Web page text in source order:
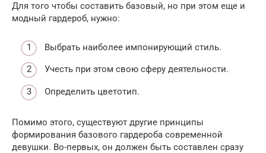
Для того чтобы составить базовый, но при этом еще и
модный гардероб, нужно:
Выбрать наиболее импонирующий стиль.
Учесть при этом свою сферу деятельности.
Определить цветотип.
Помимо этого, существуют другие принципы
формирования базового гардероба современной
девушки. Во-первых, он должен быть составлен сразу